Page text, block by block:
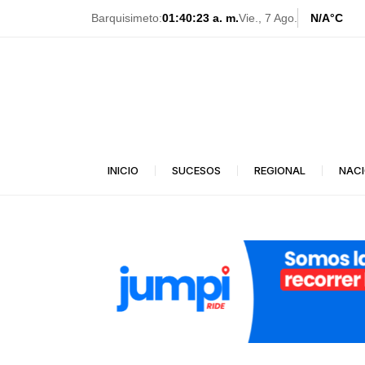
Barquisimeto:01:40:25 a. m.Vie., 7 Ago. N/A°C
INICIO SUCESOS REGIONAL